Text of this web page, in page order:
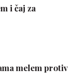
i čaj za
melem protiv